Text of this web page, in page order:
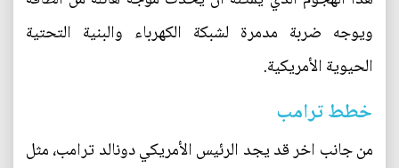
ويوجه ضربة مدمرة لشبكة الكهرباء والبنية التحتية
الحيوية الأمريكية.
خطط ترامب
من جانب اخر قد يجد الرئيس الأمريكي دونالد ترامب، مثل